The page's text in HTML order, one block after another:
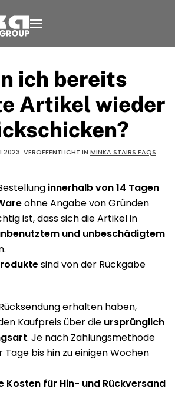
ich bereits
Artikel wieder
. VERÖFFENTLICHT IN MINKA STAIRS FAQS.
innerhalb von 14 Tagen
ohne Angabe von Gründen
ist, dass sich die Artikel in
und unbeschädigtem
sind von der Rückgabe
erhalten haben,
Kaufpreis über die ursprünglich
. Je nach Zahlungsmethode
Tage bis hin zu einigen Wochen
Kosten für Hin- und Rückversand